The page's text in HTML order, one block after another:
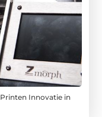
Innovatie in